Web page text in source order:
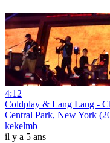
4:12
Coldplay & Lang Lang -
Central Park, New York
kekelmb
il y a 5 ans